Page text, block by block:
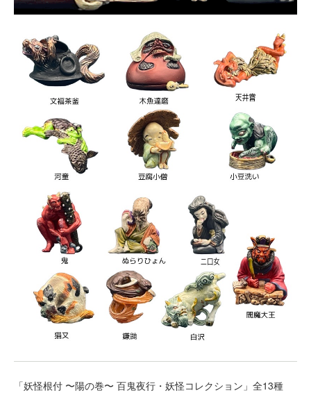
「妖怪根付 〜陽の巻〜 百鬼夜行・妖怪コレクション」全13種